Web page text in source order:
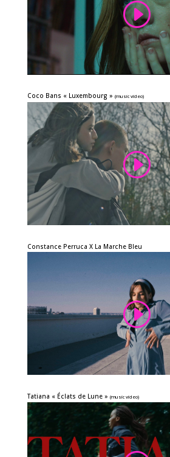
Coco Bans « Luxembourg » (music video)
Constance Perruca X La Marche Bleu
Tatiana « Éclats de Lune» (music video)